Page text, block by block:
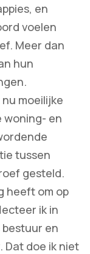
en
voelen
Meer dan
hun
moeilijke
woning- en
tussen
gesteld.
heeft om op
ik in
bestuur en
Dat doe ik niet